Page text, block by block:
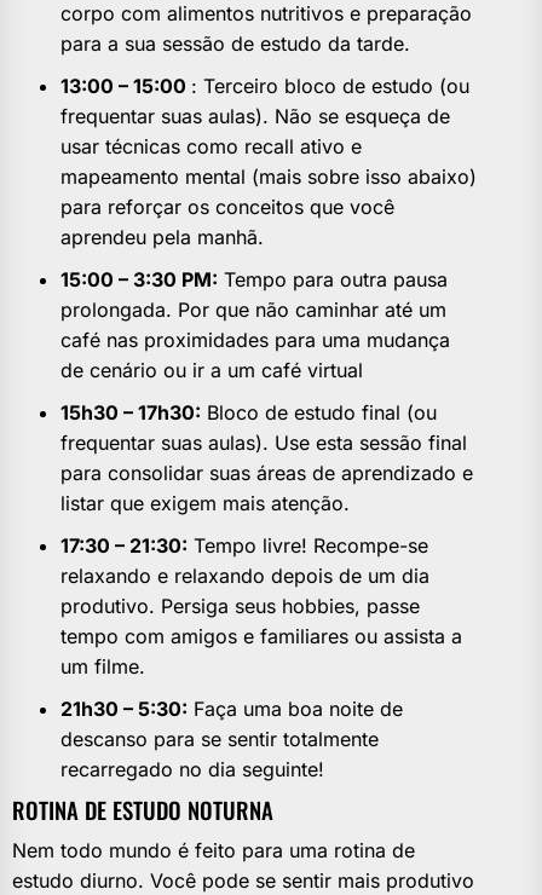
corpo com alimentos nutritivos e preparação
para a sua sessão de estudo da tarde.
13:00 – 15:00 : Terceiro bloco de estudo (ou
frequentar suas aulas). Não se esqueça de
usar técnicas como recall ativo e
mapeamento mental (mais sobre isso abaixo)
para reforçar os conceitos que você
aprendeu pela manhã.
15:00 – 3:30 PM: Tempo para outra pausa
prolongada. Por que não caminhar até um
café nas proximidades para uma mudança
de cenário ou ir a um café virtual
15h30 – 17h30: Bloco de estudo final (ou
frequentar suas aulas). Use esta sessão final
para consolidar suas áreas de aprendizado e
listar que exigem mais atenção.
17:30 – 21:30: Tempo livre! Recompe-se
relaxando e relaxando depois de um dia
produtivo. Persiga seus hobbies, passe
tempo com amigos e familiares ou assista a
um filme.
21h30 – 5:30: Faça uma boa noite de
descanso para se sentir totalmente
recarregado no dia seguinte!
ROTINA DE ESTUDO NOTURNA
Nem todo mundo é feito para uma rotina de
estudo diurno. Você pode se sentir mais produtivo